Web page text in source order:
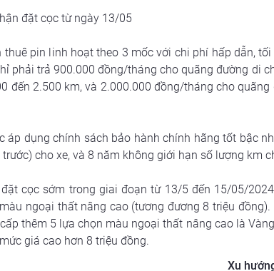
đặt cọc từ ngày 13/05
pin linh hoạt theo 3 mốc với chi phí hấp dẫn,
phải trả 900.000 đồng/tháng cho quãng đường di
đến 2.500 km, và 2.000.000 đồng/tháng cho quãng
áp dụng chính sách bảo hành chính hãng tốt bậc
cho xe, và 8 năm không giới hạn số lượng km
cọc sớm trong giai đoạn từ 13/5 đến 15/05/
ngoại thất nâng cao (tương đương 8 triệu đồng).
thêm 5 lựa chọn màu ngoại thất nâng cao là
giá cao hơn 8 triệu đồng.
Xu